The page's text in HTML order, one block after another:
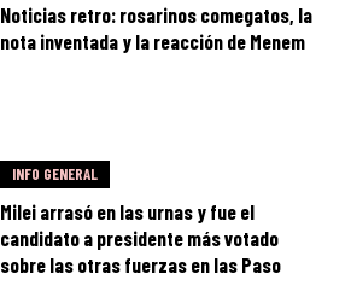
Noticias retro: rosarinos comegatos, la
nota inventada y la reacción de Menem
INFO GENERAL
Milei arrasó en las urnas y fue el
candidato a presidente más votado
sobre las otras fuerzas en las Paso